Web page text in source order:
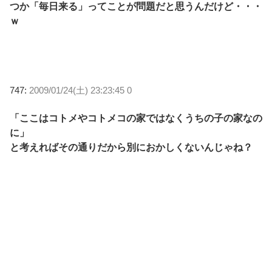
つか「毎日来る」ってことが問題だと思うんだけど・・・
ｗ
747: 2009/01/24(土) 23:23:45 0
「ここはコトメやコトメコの家ではなくうちの子の家なの
に」
と考えればその通りだから別におかしくないんじゃね？